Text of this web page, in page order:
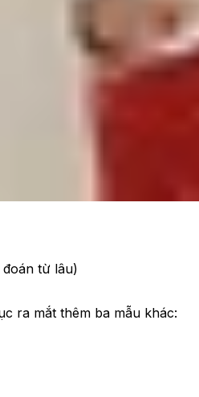
xuất và lựa chọn khách hàng
đầy thú vị với việc ra mắt
thay đổi đáng kể trong
nguồn tin rò rỉ có độ
từ lâu)
ra mắt thêm ba mẫu khác: